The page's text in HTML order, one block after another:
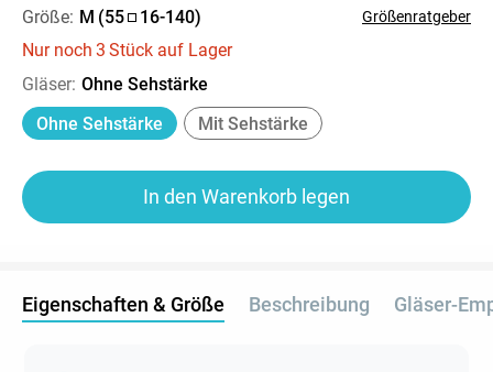
Größe: M (55 16-140) Größenratgeber
Nur noch 3 Stück auf Lager
Gläser: Ohne Sehstärke
Ohne Sehstärke
Mit Sehstärke
In den Warenkorb legen
Eigenschaften & Größe Beschreibung Gläser-